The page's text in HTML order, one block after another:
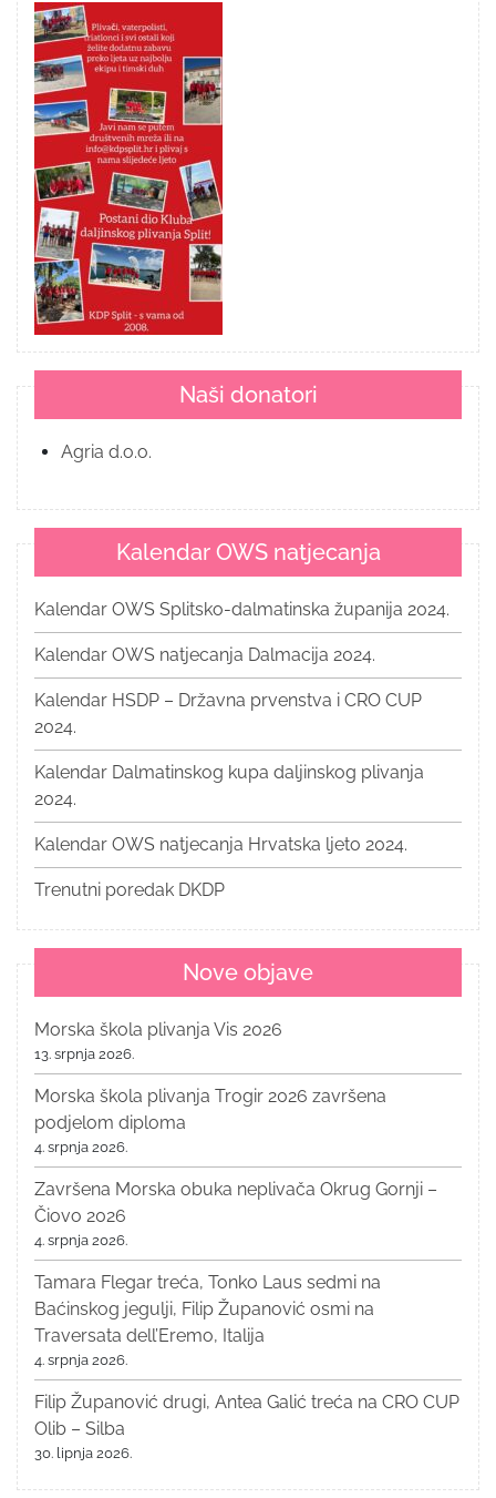
Naši donatori
Agria d.o.o.
Kalendar OWS natjecanja
Kalendar OWS Splitsko-dalmatinska županija 2024.
Kalendar OWS natjecanja Dalmacija 2024.
Kalendar HSDP – Državna prvenstva i CRO CUP
2024.
Kalendar Dalmatinskog kupa daljinskog plivanja
2024.
Kalendar OWS natjecanja Hrvatska ljeto 2024.
Trenutni poredak DKDP
Nove objave
Morska škola plivanja Vis 2026
13. srpnja 2026.
Morska škola plivanja Trogir 2026 završena
podjelom diploma
4. srpnja 2026.
Završena Morska obuka neplivača Okrug Gornji –
Čiovo 2026
4. srpnja 2026.
Tamara Flegar treća, Tonko Laus sedmi na
Baćinskog jegulji, Filip Županović osmi na
Traversata dell’Eremo, Italija
4. srpnja 2026.
Filip Županović drugi, Antea Galić treća na CRO CUP
Olib – Silba
30. lipnja 2026.